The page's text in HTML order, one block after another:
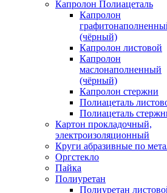
Капролон Полиацеталь
Капролон
(чёрный)
Капролон листовой
Капролон
маслонаполненный
(чёрный)
Капролон стержни
Полиацеталь
Полиацеталь
Картон прокладочный,
электроизоляционный
Круги абразивные по
Оргстекло
Пайка
Полиуретан
Полиуретан